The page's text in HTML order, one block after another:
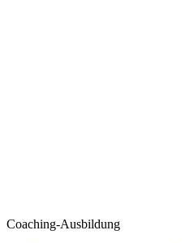
Coaching-Ausbildung